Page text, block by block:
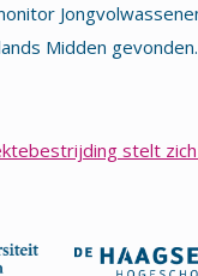
Midden gevonden.
stelt